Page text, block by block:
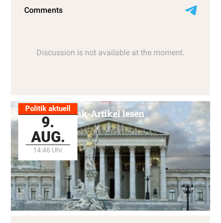
Politik aktuell
9.
AUG.
14:46 Uhr
Alle Politik-Artikel lesen